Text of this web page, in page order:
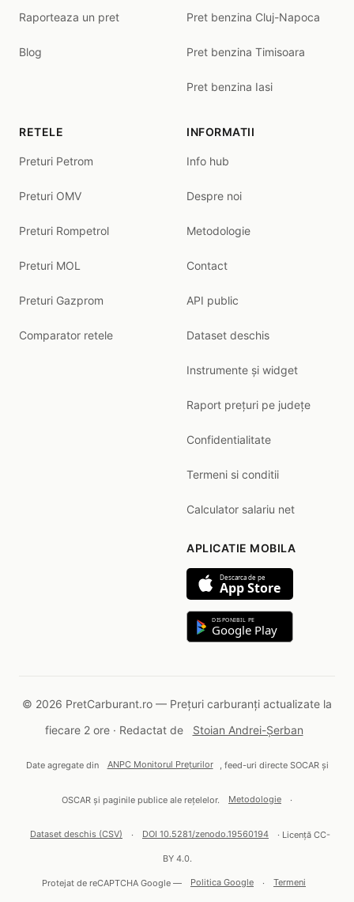
Raporteaza un pret
Blog
Pret benzina Cluj-Napoca
Pret benzina Timisoara
Pret benzina Iasi
RETELE
Preturi Petrom
Preturi OMV
Preturi Rompetrol
Preturi MOL
Preturi Gazprom
Comparator retele
INFORMATII
Info hub
Despre noi
Metodologie
Contact
API public
Dataset deschis
Instrumente și widget
Raport prețuri pe județe
Confidentialitate
Termeni si conditii
Calculator salariu net
APLICATIE MOBILA
Descarca de pe
App Store
DISPONIBIL PE
Google Play
© 2026 PretCarburant.ro — Prețuri carburanți actualizate la
fiecare 2 ore · Redactat de
Stoian Andrei-Șerban
Date agregate din ANPC Monitorul Prețurilor , feed-uri directe SOCAR și
OSCAR și paginile publice ale rețelelor. Metodologie ·
Dataset deschis (CSV) · DOI 10.5281/zenodo.19560194 · Licență CC-
BY 4.0.
Protejat de reCAPTCHA Google — Politica Google · Termeni